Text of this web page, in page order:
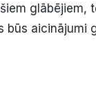
glābējiem,
būs